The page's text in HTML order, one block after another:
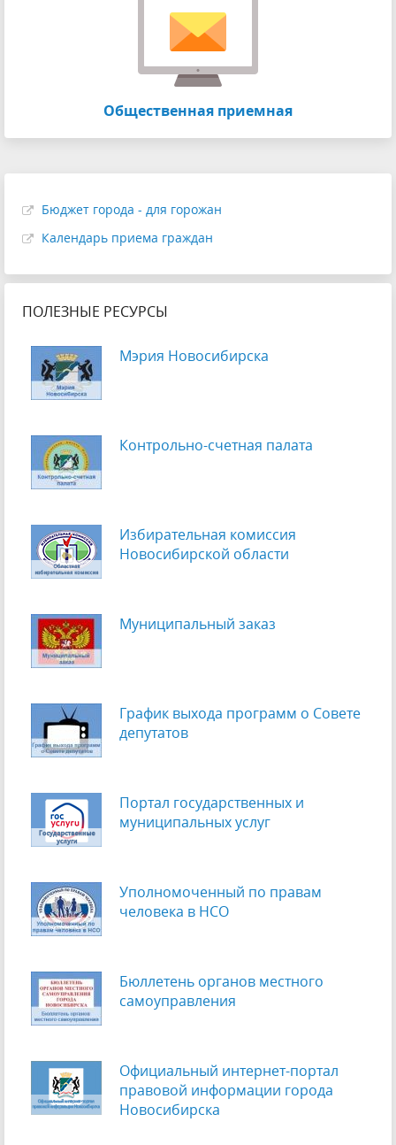
Общественная приемная
Бюджет города - для горожан
Календарь приема граждан
ПОЛЕЗНЫЕ РЕСУРСЫ
Мэрия Новосибирска
Контрольно-счетная палата
Избирательная комиссия
Новосибирской области
Муниципальный заказ
График выхода программ о Cовете
депутатов
Портал государственных и
муниципальных услуг
Уполномоченный по правам
человека в НСО
Бюллетень органов местного
самоуправления
Официальный интернет-портал
правовой информации города
Новосибирска